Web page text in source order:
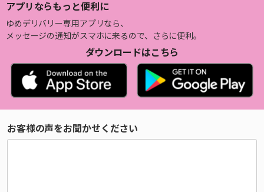
アプリならもっと便利に
ゆめデリバリー専用アプリなら、
メッセージの通知がスマホに来るので、さらに便利。
ダウンロードはこちら
お客様の声をお聞かせください